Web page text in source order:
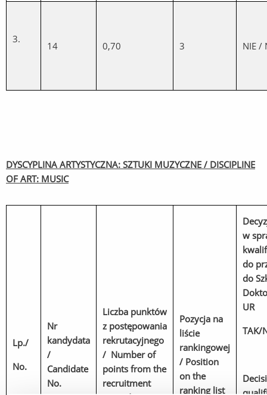
3.
14 0,70 3 NIE /
DYSCYPLINA ARTYSTYCZNA: SZTUKI MUZYCZNE / DISCIPLINE
OF ART: MUSIC
Lp./
No.
Nr
kandydata
/
Candidate
No.
Liczba punktów
z postępowania
rekrutacyjnego
/ Number of
points from the
recruitment
Pozycja na
liście
rankingowej
/ Position
on the
ranking list
w
do
do
UR
TAK/